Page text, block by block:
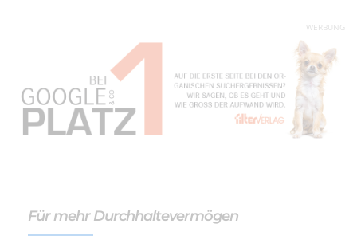
WERBUNG
Für mehr Durchhaltevermögen